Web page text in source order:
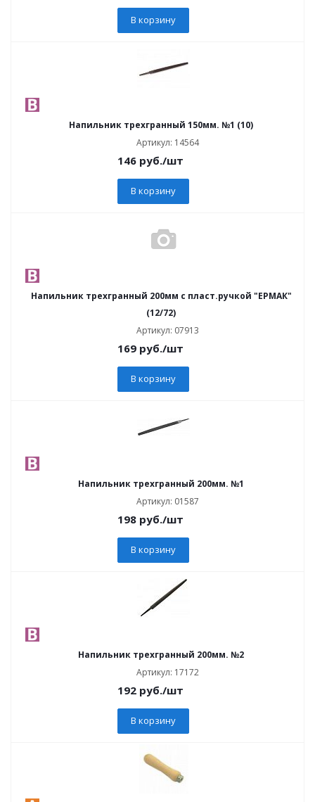
В корзину
Напильник трехгранный 150мм. №1 (10)
Артикул: 14564
146 руб./шт
В корзину
Напильник трехгранный 200мм с пласт.ручкой "ЕРМАК"
(12/72)
Артикул: 07913
169 руб./шт
В корзину
Напильник трехгранный 200мм. №1
Артикул: 01587
198 руб./шт
В корзину
Напильник трехгранный 200мм. №2
Артикул: 17172
192 руб./шт
В корзину